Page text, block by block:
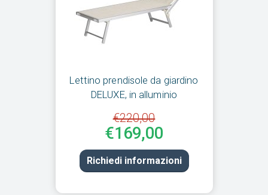
Lettino prendisole da giardino
DELUXE, in alluminio
€220,00
€169,00
Richiedi informazioni